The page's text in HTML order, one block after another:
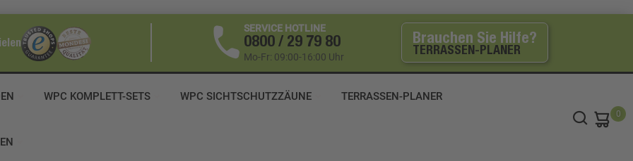
SERVICE HOTLINE
0800 / 29 79 80
Mo-Fr: 09:00-16:00 Uhr
Brauchen Sie Hilfe?
TERRASSEN-PLANER
WPC KOMPLETT-SETS WPC SICHTSCHUTZZÄUNE TERRASSEN-PLANER
0